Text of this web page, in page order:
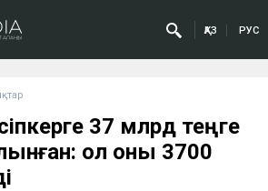
ҚАЗ РУС
37 млрд теңге
ол оны 3700